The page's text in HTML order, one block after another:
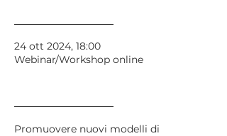
24 ott 2024, 18:00
Webinar/Workshop online
Promuovere nuovi modelli di